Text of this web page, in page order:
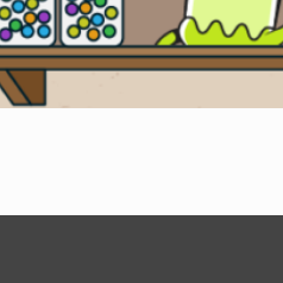
有重要的地位。隨著時代進展，商